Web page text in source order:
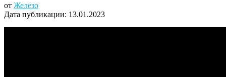
от Железо
Дата публикации: 13.01.2023